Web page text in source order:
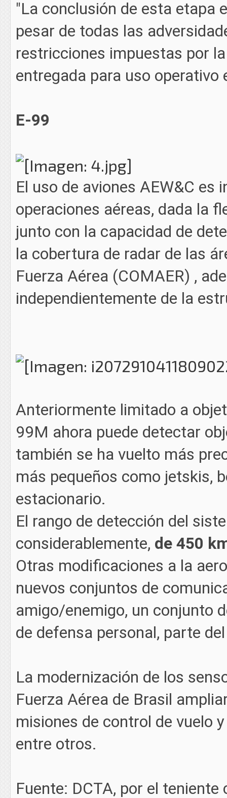
"La conclusión de esta etapa
pesar de todas las
restricciones impuestas por
entregada para uso operativo
E-99
El uso de aviones AEW&C es
operaciones aéreas, dada la
junto con la capacidad de
la cobertura de radar de las
Fuerza Aérea (COMAER) ,
independientemente de la
Anteriormente limitado a
99M ahora puede detectar
también se ha vuelto más
más pequeños como jetskis,
estacionario.
El rango de detección del
considerablemente, de 450
Otras modificaciones a la
nuevos conjuntos de
amigo/enemigo, un conjunto
de defensa personal, parte
La modernización de los
Fuerza Aérea de Brasil
misiones de control de vuelo
entre otros.
Fuente: DCTA, por el